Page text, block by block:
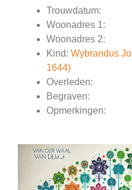
Trouwdatum:
Woonadres 1:
Woonadres 2:
Kind: Wybrandus
1644)
Overleden:
Begraven:
Opmerkingen: